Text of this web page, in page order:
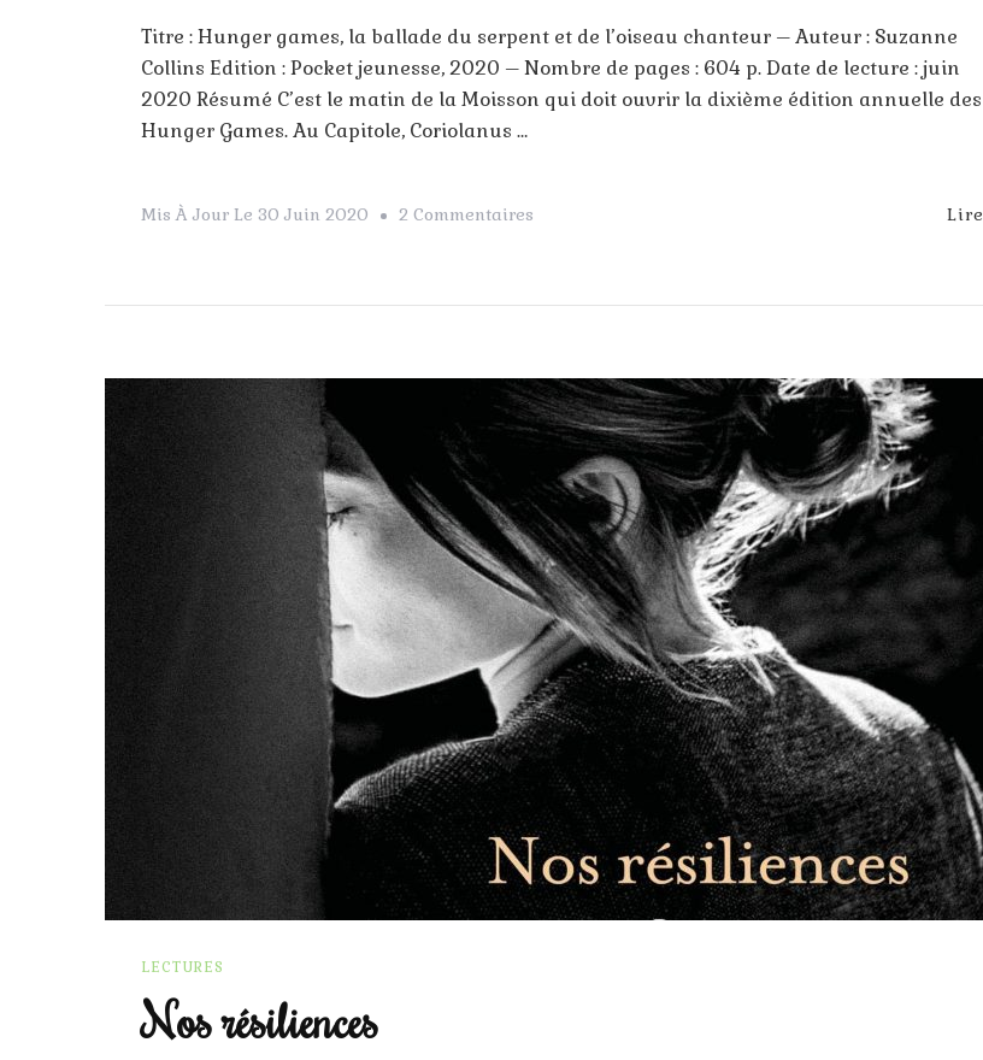
Titre : Hunger games, la ballade du serpent et de l’oiseau chanteur – Auteur : Suzanne
Collins Edition : Pocket jeunesse, 2020 – Nombre de pages : 604 p. Date de lecture : juin
2020 Résumé C’est le matin de la Moisson qui doit ouvrir la dixième édition annuelle des
Hunger Games. Au Capitole, Coriolanus …
Mis À Jour Le 30 Juin 2020 2 Commentaires
Ballade
Du
Serpent
Et
De
L’oiseau
Chanteur
Lire
LECTURES
Nos résiliences